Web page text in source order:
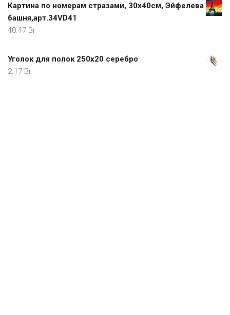
Картина по номерам стразами, 30х40см, Эйфелева
башня,арт.34VD41
40.47 Br
Уголок для полок 250х20 серебро
2.17 Br